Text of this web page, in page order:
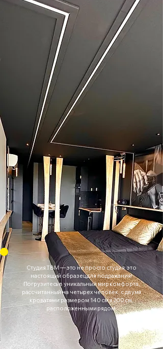
Студия TBM — это не просто студия, это
настоящий образец для подражания!
Погрузитесь в уникальный мир комфорта,
рассчитанный на четырех человек, с двумя
кроватями размером 140 см x 200 см,
расположенными рядом.